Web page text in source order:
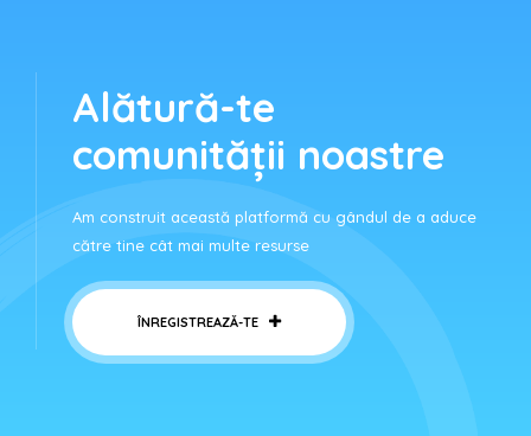
Alătură-te
comunității noastre
Am construit această platformă cu gândul de a aduce
către tine cât mai multe resurse
ÎNREGISTREAZĂ-TE